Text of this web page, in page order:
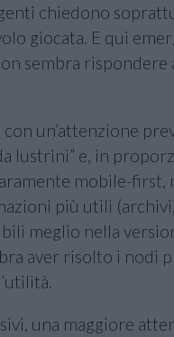
chiedono
giocata. E qui
sembra rispondere
un’attenzione
lustrini” e, in
mobile-first,
più utili
meglio nella
aver risolto i nodi
una maggiore